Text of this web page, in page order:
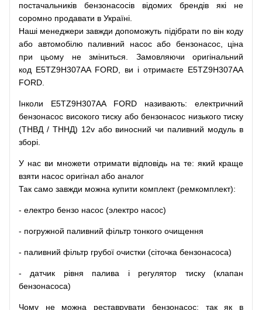
постачальників
бензонасосів відомих брендів які
не
соромно продавати в Україні.
Наші менеджери завжди допоможуть підібрати по він коду
або автомобілю паливний насос або бензонасос,
ціна
при
цьому не зміниться Замовляючи
оригінальний
код E5TZ9H307AA FORD, ви і отримаєте E5TZ9H307AA
FORD.
Інколи E5TZ9H307AA FORD називають:
електричний
бензонасос високого тиску або бензонасос низького тиску
(ТНВД / ТННД) 12v або виносний чи паливний модуль в
зборі
У нас ви множети отримати відповідь на те: який краще
взяти насос оригінал або аналог
Так само завжди можна купити комплект (ремкомплект):
- електро бензо насос (электро насос)
- погружной паливний фільтр тонкого очищення
- паливний фільтр грубої очистки (сіточка бензонасоса)
- датчик рівня палива і регулятор тиску (клапан
бензонасоса)
Чому не можна реставрувати бензонасос: так як
в